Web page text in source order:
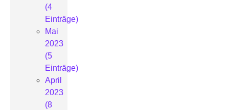
(4
Einträge)
Mai
2023
(5
Einträge)
April
2023
(8